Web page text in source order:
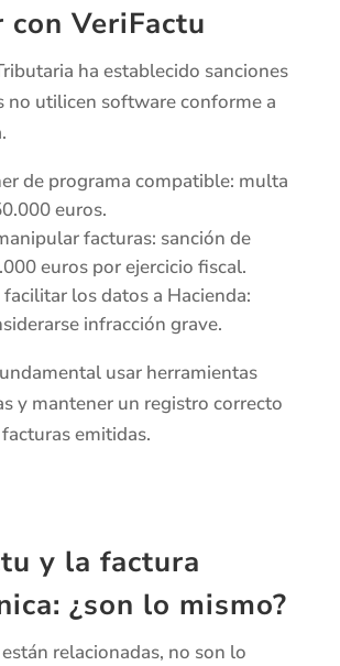
VeriFactu
ha establecido sanciones
no utilicen software conforme a
de programa compatible: multa
euros.
facturas: sanción de
euros por ejercicio fiscal.
facilitar los datos a Hacienda:
infracción grave.
usar herramientas
y mantener un registro correcto
emitidas.
y la factura
¿son lo mismo?
relacionadas, no son lo